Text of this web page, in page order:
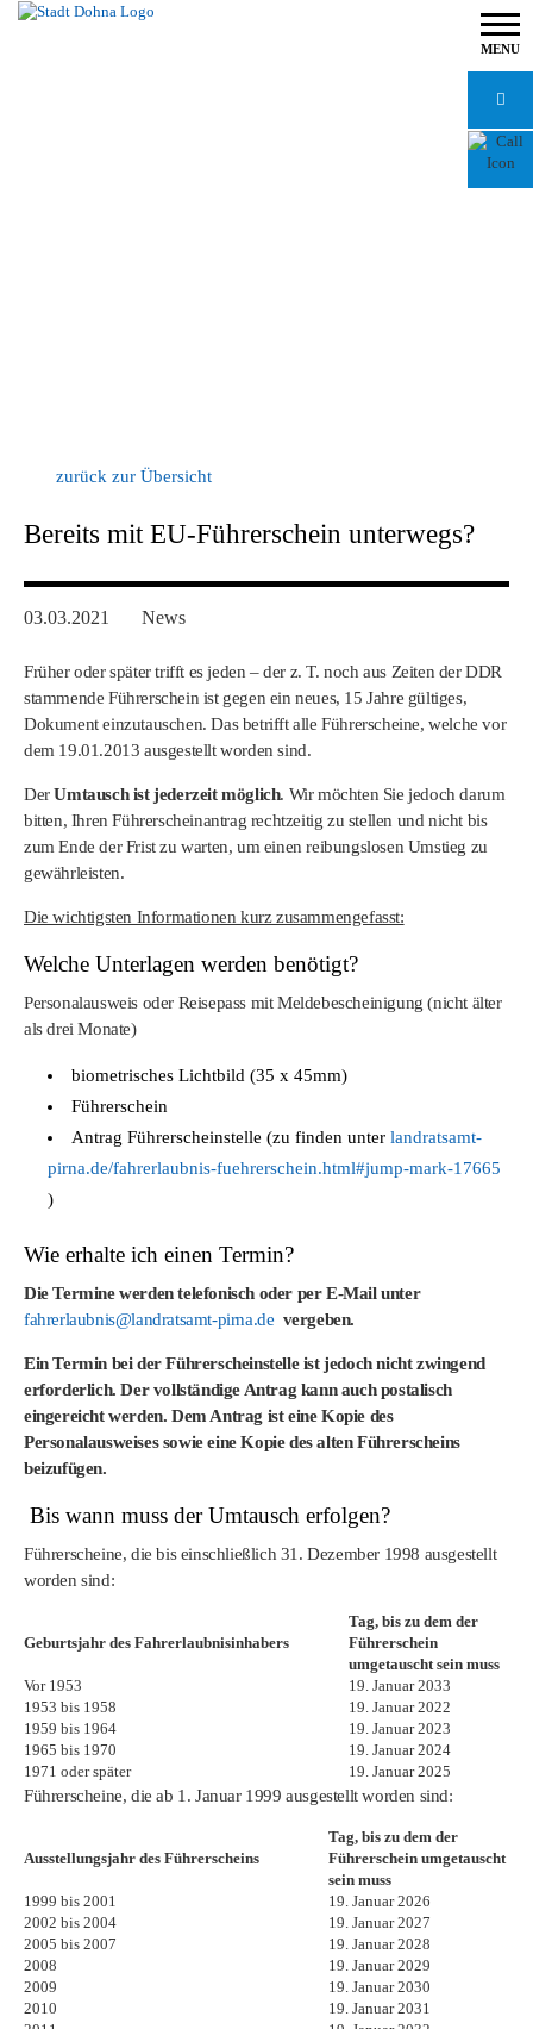
MENU
zurück zur Übersicht
Bereits mit EU-Führerschein unterwegs?
03.03.2021 News
Früher oder später trifft es jeden – der z. T. noch aus Zeiten der DDR
stammende Führerschein ist gegen ein neues, 15 Jahre gültiges,
Dokument einzutauschen. Das betrifft alle Führerscheine, welche vor
dem 19.01.2013 ausgestellt worden sind.
DerUmtausch ist jederzeit möglich. Wir möchten Sie jedoch darum
bitten, Ihren Führerscheinantrag rechtzeitig zu stellen und nicht bis
zum Ende der Frist zu warten, um einen reibungslosen Umstieg zu
gewährleisten.
Die wichtigsten Informationen kurz zusammengefasst:
Welche Unterlagen werden benötigt?
Personalausweis oder Reisepass mit Meldebescheinigung (nicht älter
als drei Monate)
biometrisches Lichtbild (35 x 45mm)
Führerschein
Antrag Führerscheinstelle (zu finden unter landratsamt-
pirna.de/fahrerlaubnis-fuehrerschein.html#jump-mark-17665
)
Wie erhalte ich einen Termin?
Die Termine werden telefonisch oder per E-Mail unter
fahrerlaubnis@landratsamt-pirna.de vergeben.
Ein Termin bei der Führerscheinstelle ist jedoch nicht zwingend
erforderlich. Der vollständige Antrag kann auch postalisch
eingereicht werden. Dem Antrag ist eine Kopie des
Personalausweises sowie eine Kopie des alten Führerscheins
beizufügen.
Bis wann muss der Umtausch erfolgen?
Führerscheine, die bis einschließlich 31. Dezember 1998 ausgestellt
worden sind:
Geburtsjahr des Fahrerlaubnisinhabers
Tag, bis zu dem der
Führerschein
umgetauscht sein muss
Vor 1953
19. Januar 2033
1953 bis 1958
19. Januar 2022
1959 bis 1964
19. Januar 2023
1965 bis 1970
19. Januar 2024
1971 oder später
19. Januar 2025
Führerscheine, die ab 1. Januar 1999 ausgestellt worden sind:
Ausstellungsjahr des Führerscheins
Tag, bis zu dem der
Führerschein umgetauscht
sein muss
1999 bis 2001
19. Januar 2026
2002 bis 2004
19. Januar 2027
2005 bis 2007
19. Januar 2028
2008
19. Januar 2029
2009
19. Januar 2030
2010
19. Januar 2031